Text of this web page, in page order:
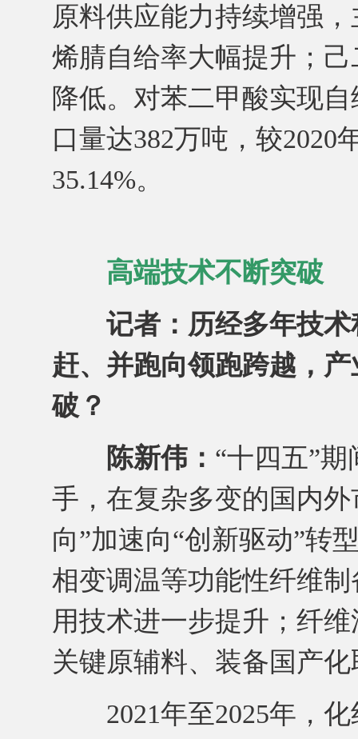
原料供应能力持续增强
烯腈自给率大幅提升；
降低。对苯二甲酸实现
口量达382万吨，较2020
35.14%。
高端技术不断突破
记者：历经多年技
赶、并跑向领跑跨越，
破？
陈新伟： “十四五”
手，在复杂多变的国内
向”加速向“创新驱动”转
相变调温等功能性纤维
用技术进一步提升；纤
关键原辅料、装备国产
2021年至2025年，化